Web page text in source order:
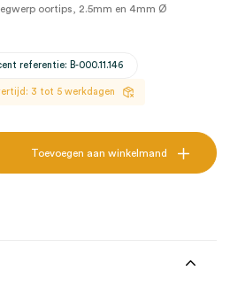
oortips, 2.5mm en 4mm Ø
referentie: B-000.11.146
3 tot 5 werkdagen
Toevoegen aan winkelmand